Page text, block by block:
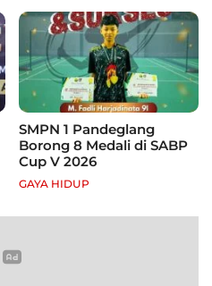
SMPN 1 Pandeglang
Borong 8 Medali di SABP
Cup V 2026
GAYA HIDUP